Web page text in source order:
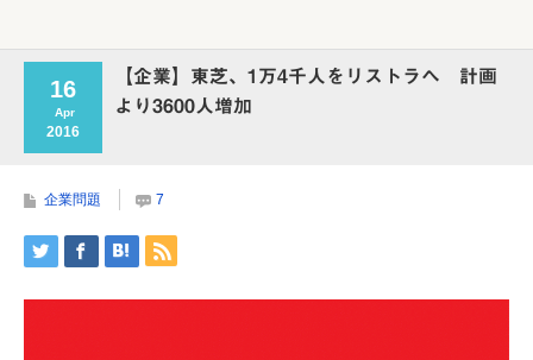
16
Apr
2016
【企業】東芝、1万4千人をリストラへ 計画
より3600人増加
企業問題 7